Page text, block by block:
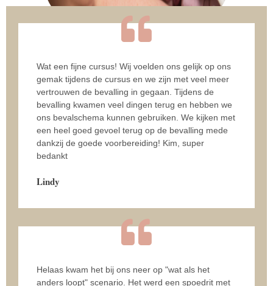
Wat een fijne cursus! Wij voelden ons gelijk op ons
gemak tijdens de cursus en we zijn met veel meer
vertrouwen de bevalling in gegaan. Tijdens de
bevalling kwamen veel dingen terug en hebben we
ons bevalschema kunnen gebruiken. We kijken met
een heel goed gevoel terug op de bevalling mede
dankzij de goede voorbereiding! Kim, super
bedankt
Lindy
Helaas kwam het bij ons neer op "wat als het
anders loopt" scenario. Het werd een spoedrit met